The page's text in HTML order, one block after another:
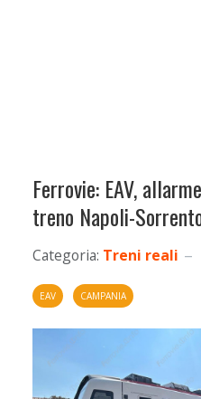
Ferrovie: EAV,
treno Napoli-
Categoria: Treni reali
EAV CAMPANIA